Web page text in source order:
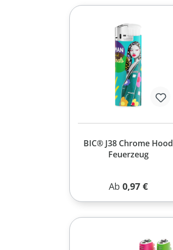
BIC® J38 Chrome Hood
Feuerzeug
Regulärer Preis:
Ab0,97 €